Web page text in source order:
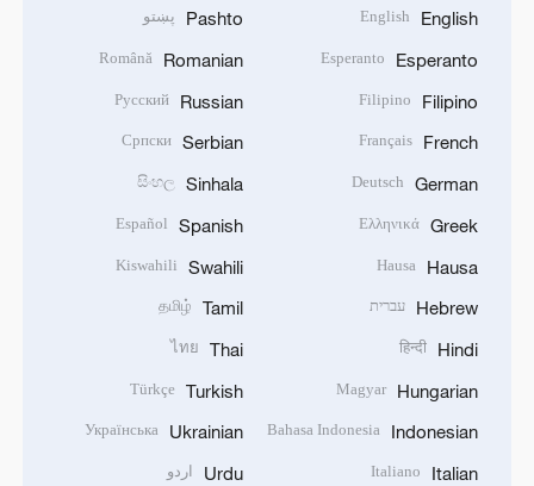
English
English
Esperanto
Esperanto
Filipino
Filipino
French
Français
German
Deutsch
Greek
Ελληνικά
Hausa
Hausa
Hebrew עברית
Hindi
हिन्दी
Hungarian
Magyar
Indonesian
Bahasa Indonesia
Italian
Italiano
Pashto پښتو
Romanian
Română
Russian
Русский
Serbian
Српски
Sinhala
සිංහල
Spanish
Español
Swahili
Kiswahili
Tamil
தமிழ்
Thai
ไทย
Turkish
Türkçe
Ukrainian
Українська
Urdu اردو